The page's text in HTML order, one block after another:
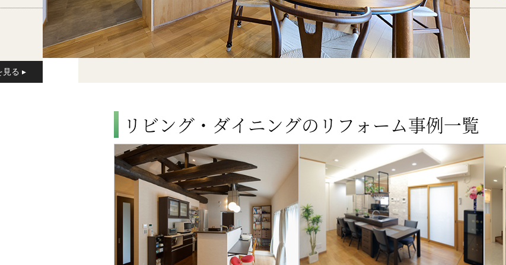
リビング・ダイニングのリフォーム事例一覧